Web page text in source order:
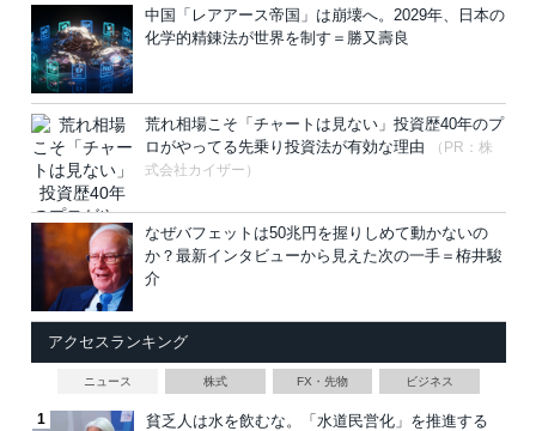
中国「レアアース帝国」は崩壊へ。2029年、日本の
化学的精錬法が世界を制す＝勝又壽良
荒れ相場こそ「チャートは見ない」投資歴40年のプ
ロがやってる先乗り投資法が有効な理由
（PR：株
式会社カイザー）
なぜバフェットは50兆円を握りしめて動かないの
か？最新インタビューから見えた次の一手＝栫井駿
介
アクセスランキング
ニュース 株式 FX・先物 ビジネス
貧乏人は水を飲むな。「水道民営化」を推進する